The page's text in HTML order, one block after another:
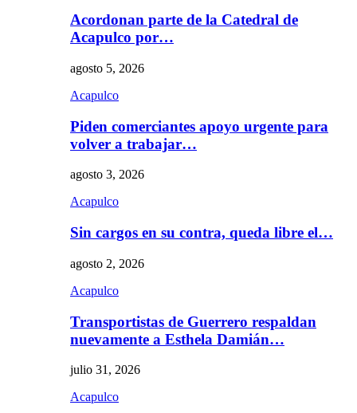
Acordonan parte de la Catedral de
Acapulco por…
agosto 5, 2026
Acapulco
Piden comerciantes apoyo urgente para
volver a trabajar…
agosto 3, 2026
Acapulco
Sin cargos en su contra, queda libre el…
agosto 2, 2026
Acapulco
Transportistas de Guerrero respaldan
nuevamente a Esthela Damián…
julio 31, 2026
Acapulco